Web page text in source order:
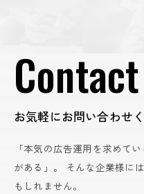
Contact
お気軽にお問い合わせ
「本気の広告運用を求めて
がある」。
そんな企業様に
もしれません。